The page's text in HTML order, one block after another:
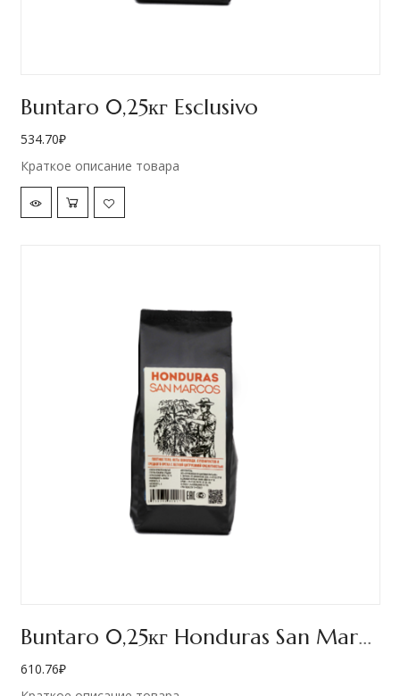
Buntaro 0,25кг Esclusivo
534.70₽
Краткое описание товара
Buntaro 0,25кг Honduras San Marcos
610.76₽